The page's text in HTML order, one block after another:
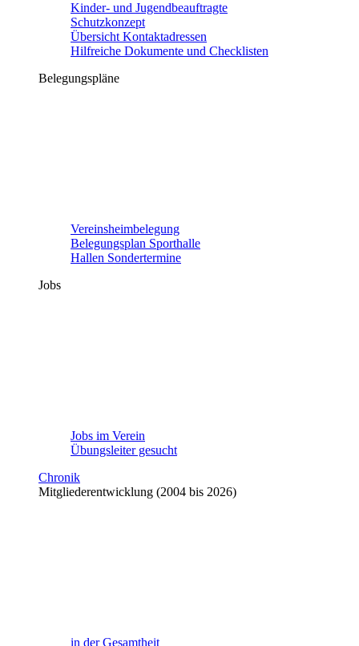
Kinder- und Jugendbeauftragte
Schutzkonzept
Übersicht Kontaktadressen
Hilfreiche Dokumente und Checklisten
Belegungspläne
Vereinsheimbelegung
Belegungsplan Sporthalle
Hallen Sondertermine
Jobs
Jobs im Verein
Übungsleiter gesucht
Chronik
Mitgliederentwicklung (2004 bis 2026)
in der Gesamtheit